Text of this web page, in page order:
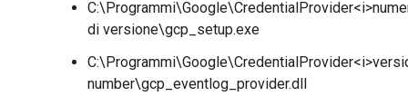
di versione\gcp_setup.exe
number\gcp_eventlog_provider.dll